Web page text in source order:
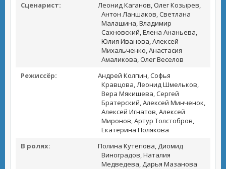
Сценарист:
Леонид Каганов, Олег Козырев,
Антон Ланшаков, Светлана
Малашина, Владимир
Сахновский, Елена Ананьева,
Юлия Иванова, Алексей
Михальченко, Анастасия
Амаликова, Олег Веселов
Режиссёр:
Андрей Колпин, Софья
Кравцова, Леонид Шмельков,
Вера Мякишева, Сергей
Братерский, Алексей Минченок,
Алексей Игнатов, Алексей
Миронов, Артур Толстобров,
Екатерина Полякова
В ролях:
Полина Кутепова, Диомид
Виноградов, Наталия
Медведева, Дарья Мазанова